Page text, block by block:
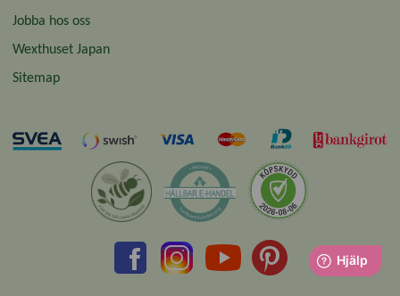
Jobba hos oss
Wexthuset Japan
Sitemap